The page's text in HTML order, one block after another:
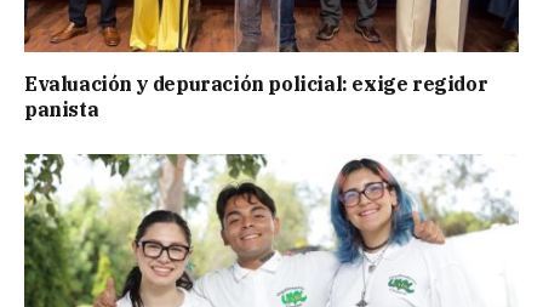
Evaluación y depuración policial: exige regidor
panista